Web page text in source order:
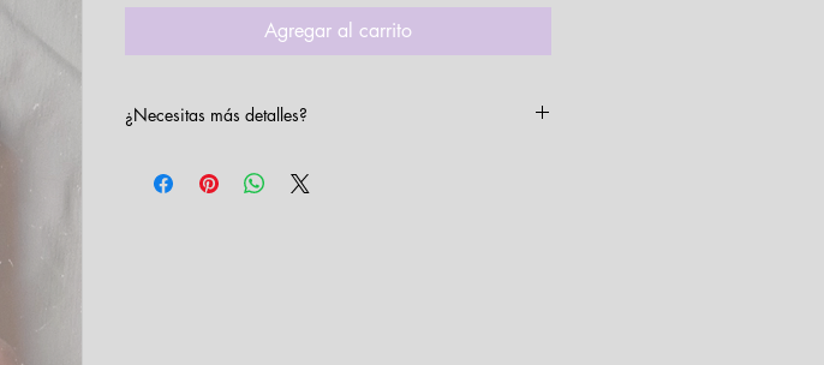
Agregar al carrito
¿Necesitas más detalles?
encontrarás enlazados en la descripción de este pack de